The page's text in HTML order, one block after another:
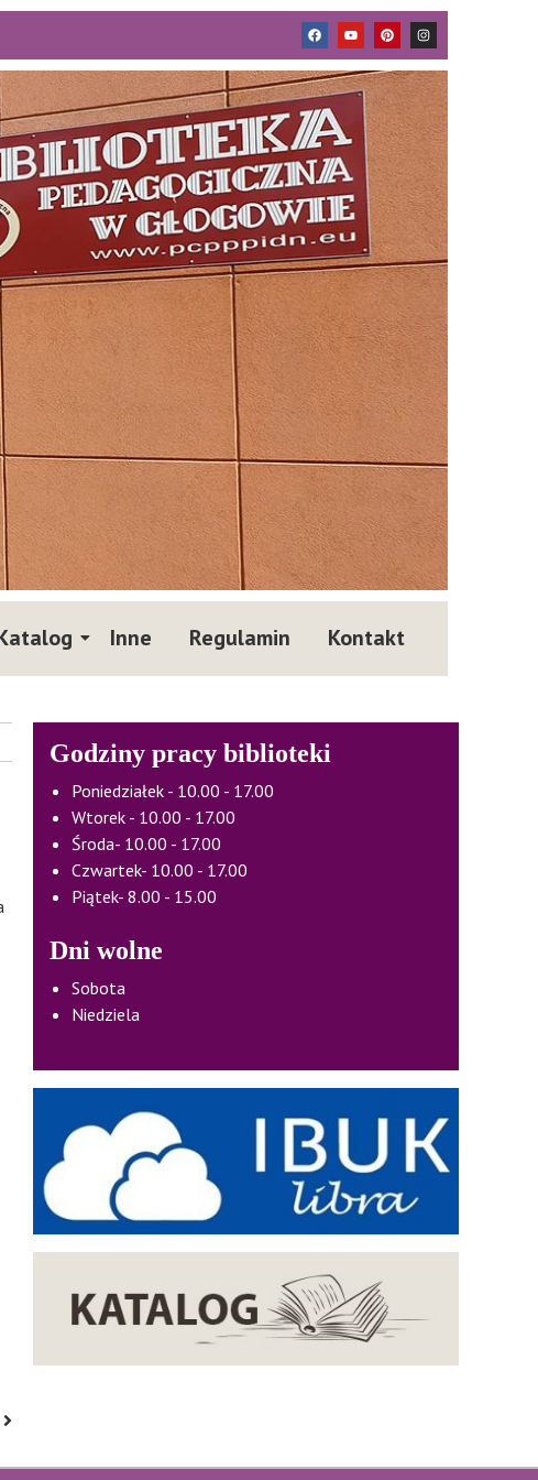
Inne Regulamin Kontakt
Godziny pracy biblioteki
Poniedziałek - 10.00 - 17.00
Wtorek - 10.00 - 17.00
Środa- 10.00 - 17.00
Czwartek- 10.00 - 17.00
Piątek- 8.00 - 15.00
Dni wolne
Sobota
Niedziela